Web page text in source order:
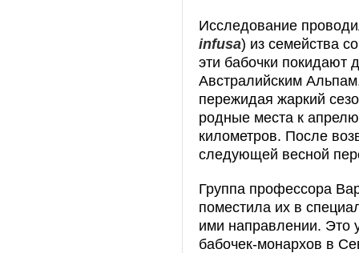
Исследование
infusa) из семейства
эти бабочки покидают
Австралийским
пережидая жаркий
родные места к
километров. После
следующей весной
Группа профессора
поместила их в
ими направлении. Это
бабочек-монархов в